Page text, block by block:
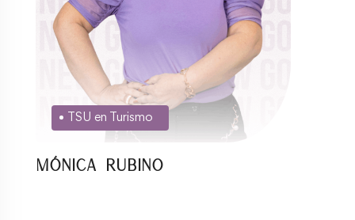
TSU en Turismo
Mónica Rubino